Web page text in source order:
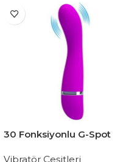
30 Fonksiyonlu G-Spot
Vibratör Çeşitleri